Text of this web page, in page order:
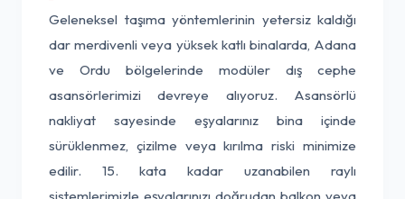
Geleneksel taşıma yöntemlerinin yetersiz kaldığı
dar merdivenli veya yüksek katlı binalarda, Adana
ve Ordu bölgelerinde modüler dış cephe
asansörlerimizi devreye alıyoruz. Asansörlü
nakliyat sayesinde eşyalarınız bina içinde
sürüklenmez, çizilme veya kırılma riski minimize
edilir. 15. kata kadar uzanabilen raylı